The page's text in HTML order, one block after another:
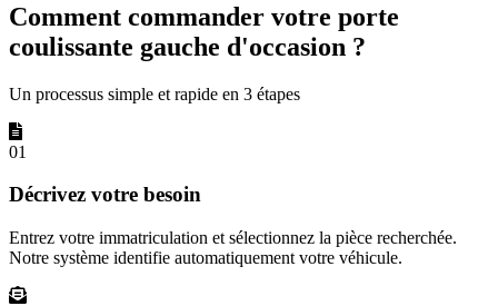
Comment commander votre porte
coulissante gauche d'occasion ?
Un processus simple et rapide en 3 étapes
01
Décrivez votre besoin
Entrez votre immatriculation et sélectionnez la pièce recherchée.
Notre système identifie automatiquement votre véhicule.